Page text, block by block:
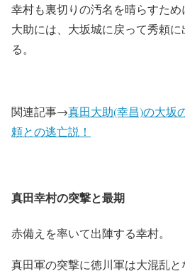
幸村も裏切りの汚名を晴らすため
大助には、大坂城に戻って秀頼に
る。
関連記事→真田大助(幸昌)の大坂
頼との逃亡説！
真田幸村の突撃と最期
赤備えを率いて出陣する幸村。
真田軍の突撃に徳川軍は大混乱と